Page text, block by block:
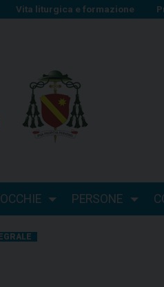
Vita liturgica e formazione
PERSONE